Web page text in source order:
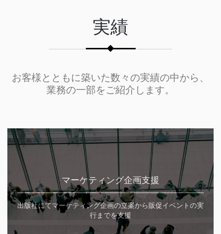
実績
お客様とともに築いた数々の実績の中から、
業務の一部をご紹介します。
マーケティング企画支援
出版社にてマーケティング企画の立案から販促イベントの実
行までを支援